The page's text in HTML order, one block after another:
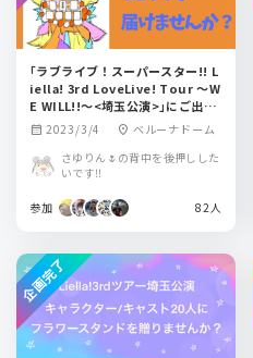
｢ラブライブ！スーパースター!! L
iella! 3rd LoveLive! Tour ～W
E WILL!!～<埼玉公演>｣にご出演
される澁谷かのん役 伊達さゆりさ
んにフラワースタンドを送りませ
んか？
calendar_month 2023/3/4 location_on ベルーナドーム
さゆりん🌷の背中を後押しした
いです‼️
参加 82人
企画完了